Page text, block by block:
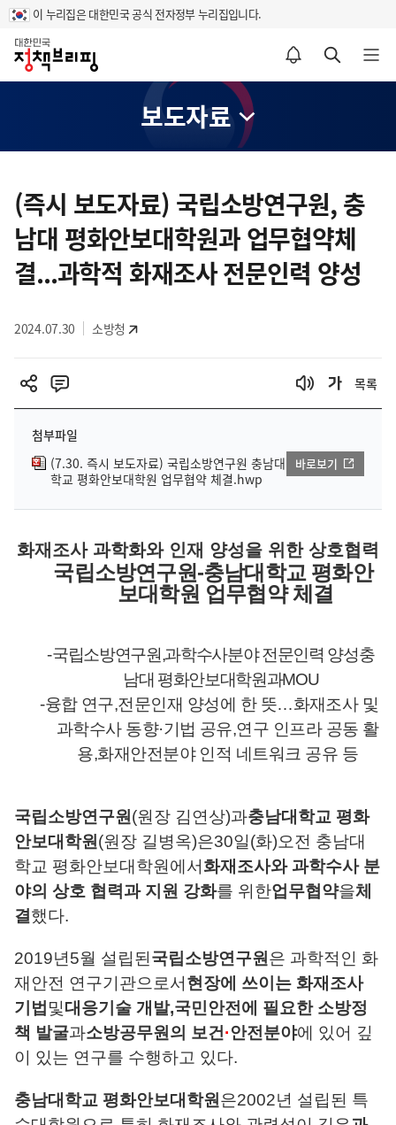
이 누리집은 대한민국 공식 전자정부 누리집입니다.
홈
알림설정 바로가기 검색 바로가기 메뉴 열기
보도자료
텐
츠
영
역
(즉시 보도자료) 국립소방연구원, 충
남대 평화안보대학원과 업무협약체
결...과학적 화재조사 전문인력 양성
2024.07.30 소방청
목록
첨부파일
(7.30. 즉시 보도자료) 국립소방연구원 충남대
학교 평화안보대학원 업무협약 체결.hwp
바로보기
화재조사 과학화와 인재 양성을 위한 상호협력
국립소방연구원-충남대학교 평화안
보대학원 업무협약 체결
-국립소방연구원,과학수사분야 전문인력 양성충
남대 평화안보대학원과MOU
-융합 연구,전문인재 양성에 한 뜻…화재조사 및
과학수사 동향·기법 공유,연구 인프라 공동 활
용,화재안전분야 인적 네트워크 공유 등
국립소방연구원(원장 김연상)과충남대학교 평화
안보대학원(원장 길병옥)은30일(화)오전 충남대
학교 평화안보대학원에서 화재조사와 과학수사 분
야의 상호 협력과 지원 강화를 위한업무협약을체
결했다.
2019년5월 설립된국립소방연구원은 과학적인 화
재안전 연구기관으로서 현장에 쓰이는 화재조사
기법 및대응기술 개발,국민안전에 필요한 소방정
책 발굴과소방공무원의 보건·안전분야에 있어 깊
이 있는 연구를 수행하고 있다.
충남대학교 평화안보대학원은2002년 설립된 특